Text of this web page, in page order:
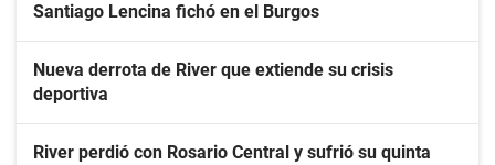
Santiago Lencina fichó en el Burgos
Nueva derrota de River que extiende su crisis
deportiva
River perdió con Rosario Central y sufrió su quinta